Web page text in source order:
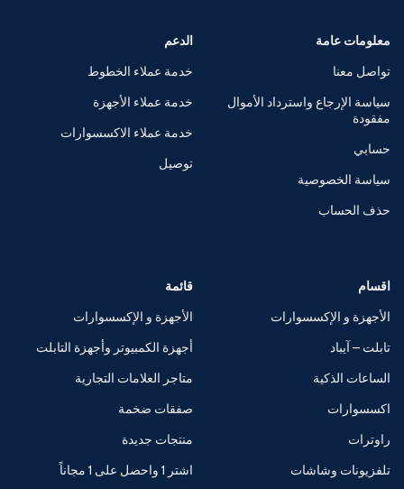
معلومات عامة
تواصل معنا
سياسة الإرجاع واسترداد الأموال
مفقودة
حسابي
سياسة الخصوصية
حذف الحساب
الدعم
خدمة عملاء الخطوط
خدمة عملاء الأجهزة
خدمة عملاء الاكسسوارات
توصيل
اقسام
الأجهزة و الإكسسوارات
تابلت – آيباد
الساعات الذكية
اكسسوارات
راوترات
تلفزيونات وشاشات
قائمة
الأجهزة و الإكسسوارات
أجهزة الكمبيوتر وأجهزة التابلت
متاجر العلامات التجارية
صفقات ضخمة
منتجات جديدة
اشتر 1 واحصل على 1 مجاناً